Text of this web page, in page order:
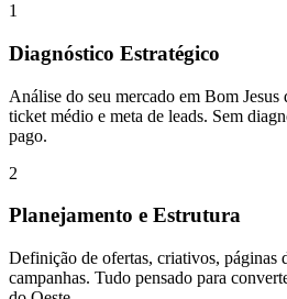
1
Diagnóstico Estratégico
Análise do seu mercado em Bom Jesus
ticket médio e meta de leads. Sem
pago.
2
Planejamento e Estrutura
Definição de ofertas, criativos, páginas
campanhas. Tudo pensado para